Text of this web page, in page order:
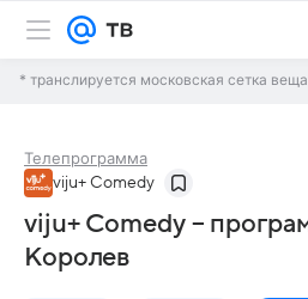
* транслируется московская сетка
Телепрограмма
viju+ Comedy
viju+ Comedy –
Королев